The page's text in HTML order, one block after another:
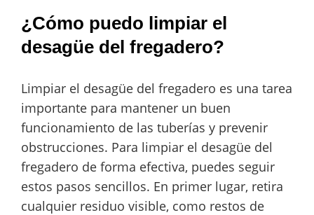
¿Cómo puedo limpiar el
desagüe del fregadero?
Limpiar el desagüe del fregadero es una tarea
importante para mantener un buen
funcionamiento de las tuberías y prevenir
obstrucciones. Para limpiar el desagüe del
fregadero de forma efectiva, puedes seguir
estos pasos sencillos. En primer lugar, retira
cualquier residuo visible, como restos de